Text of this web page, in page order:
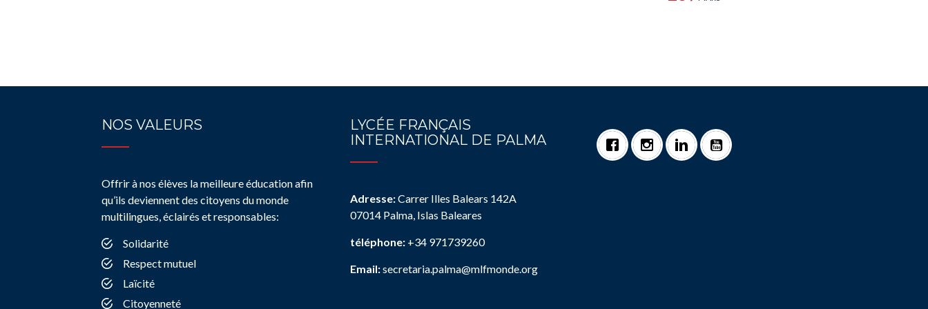
NOS VALEURS
Offrir à nos élèves la meilleure éducation afin
qu’ils deviennent des citoyens du monde
multilingues, éclairés et responsables:
Solidarité
Respect mutuel
Laïcité
Citoyenneté
LYCÉE FRANÇAIS
INTERNATIONAL DE PALMA
Adresse:Carrer Illes Balears 142A
07014 Palma, Islas Baleares
téléphone: +34 971739260
Email:secretaria.palma@mlfmonde.org